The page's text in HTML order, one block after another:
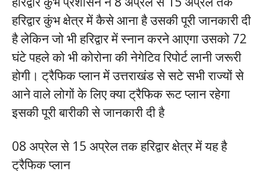
हरिद्वार कुंभ क्षेत्र में कैसे आना है उसकी पूरी जानकारी दी
है लेकिन जो भी हरिद्वार में स्नान करने आएगा उसको 72
घंटे पहले को भी कोरोना की नेगेटिव रिपोर्ट लानी जरूरी
होगी। ट्रैफिक प्लान में उत्तराखंड से सटे सभी राज्यों से
आने वाले लोगों के लिए क्या ट्रैफिक रूट प्लान रहेगा
इसकी पूरी बारीकी से जानकारी दी है
08 अप्रेल से 15 अप्रेल तक हरिद्वार क्षेत्र में यह है
ट्रैफिक प्लान